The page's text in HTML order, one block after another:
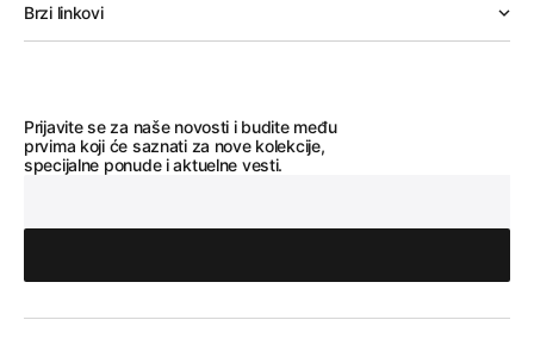
Brzi linkovi
Prijavite se za naše novosti i budite među
prvima koji će saznati za nove kolekcije,
specijalne ponude i aktuelne vesti.